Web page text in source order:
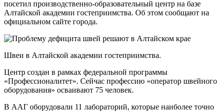
посетил производственно-образовательный центр на базе
Алтайской академии гостеприимства. Об этом сообщают на
официальном сайте города.
Швеи в Алтайской академии гостеприимства.
Центр создан в рамках федеральной программы
«Профессионалитет». Сейчас профессию «оператор швейного
оборудования» осваивают 75 человек.
В ААГ оборудовали 11 лабораторий, которые наиболее точно